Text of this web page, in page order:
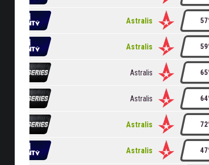
Astralis
Astralis
Astralis
Astralis
Astralis
Astralis